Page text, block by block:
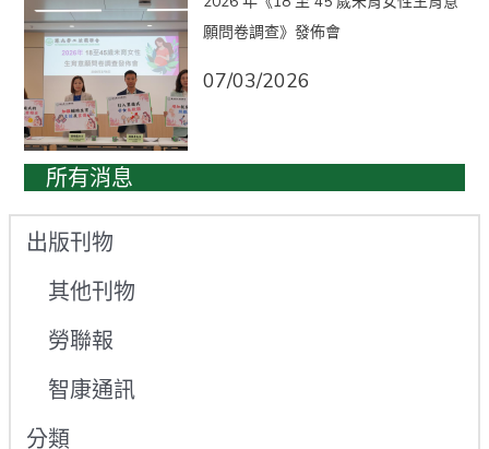
願問卷調查》發佈會
07/03/2026
所有消息
出版刊物
其他刊物
勞聯報
智康通訊
分類